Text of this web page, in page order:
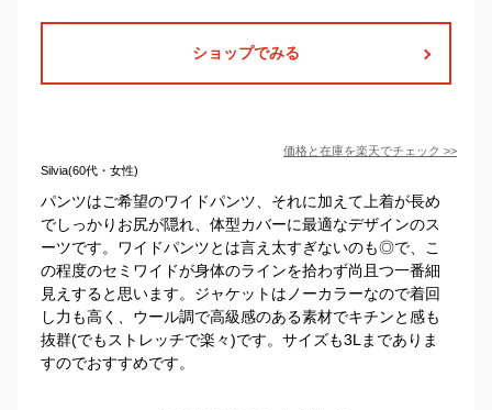
ショップでみる
価格と在庫を楽天でチェック >>
Silvia(60代・女性)
パンツはご希望のワイドパンツ、それに加えて上着が長め
でしっかりお尻が隠れ、体型カバーに最適なデザインのス
ーツです。ワイドパンツとは言え太すぎないのも◎で、こ
の程度のセミワイドが身体のラインを拾わず尚且つ一番細
見えすると思います。ジャケットはノーカラーなので着回
し力も高く、ウール調で高級感のある素材でキチンと感も
抜群(でもストレッチで楽々)です。サイズも3Lまでありま
すのでおすすめです。